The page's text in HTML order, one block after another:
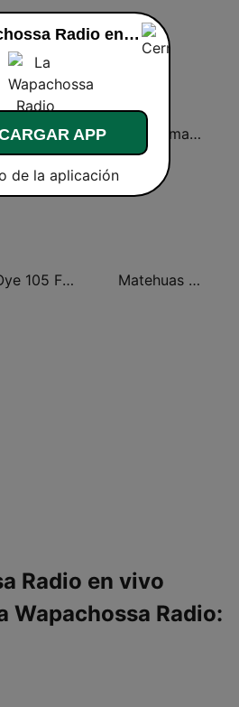
Las Mas Picuda de Matehuala La Indomable SLP
Oye 105 FM Digital Matehuas Radio
Radio en vivo
Wapachossa Radio:
La Wapachossa Radio en vivo
APP